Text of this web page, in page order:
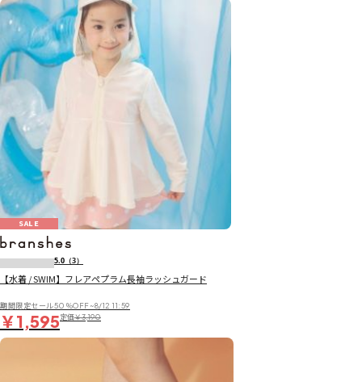
SALE
5.0 （3）
【水着 / SWIM】フレアペプラム長袖ラッシュガード
期間限定セール50％OFF~8/12 11:59
￥1,595定価￥3,190